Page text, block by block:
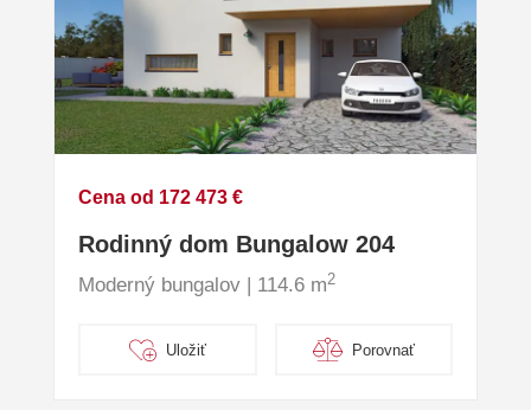
Cena od 172 473 €
Rodinný dom Bungalow 204
Moderný bungalov | 114.6 m2
Uložiť Porovnať